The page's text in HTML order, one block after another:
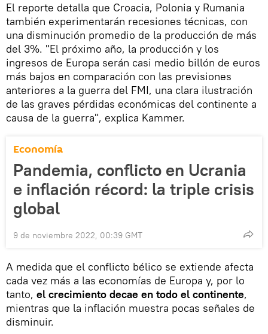
El reporte detalla que Croacia, Polonia y Rumania
también experimentarán recesiones técnicas, con
una disminución promedio de la producción de más
del 3%. "El próximo año, la producción y los
ingresos de Europa serán casi medio billón de euros
más bajos en comparación con las previsiones
anteriores a la guerra del FMI, una clara ilustración
de las graves pérdidas económicas del continente a
causa de la guerra", explica Kammer.
Economía
Pandemia, conflicto en Ucrania
e inflación récord: la triple crisis
global
9 de noviembre 2022, 00:39 GMT
A medida que el conflicto bélico se extiende afecta
cada vez más a las economías de Europa y, por lo
tanto, el crecimiento decae en todo el continente,
mientras que la inflación muestra pocas señales de
disminuir.